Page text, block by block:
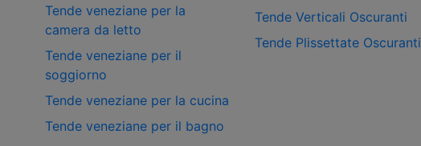
Tende veneziane per la
camera da letto
Tende veneziane per il
soggiorno
Tende veneziane per la cucina
Tende veneziane per il bagno
Tende Verticali Oscuranti
Tende Plissettate Oscuranti